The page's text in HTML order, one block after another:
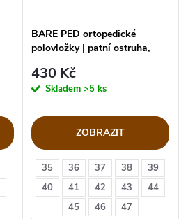
35 36 37 38
39
40
41 42 43
44
45
46
47
BARE PED ortopedické
polovložky | patní ostruha,
430 Kč
Skladem >5 ks
ZOBRAZIT